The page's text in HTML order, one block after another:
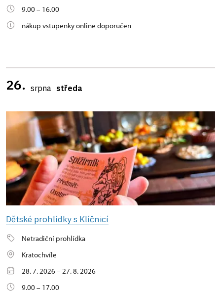
9.00 – 16.00
nákup vstupenky online doporučen
26. srpna středa
Dětské prohlídky s Klíčnicí
Netradiční prohlídka
Kratochvíle
28. 7. 2026 – 27. 8. 2026
9.00 – 17.00